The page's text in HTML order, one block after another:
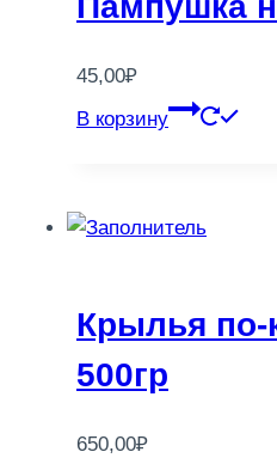
45,00₽
В корзину
Крылья по-
500гр
650,00₽